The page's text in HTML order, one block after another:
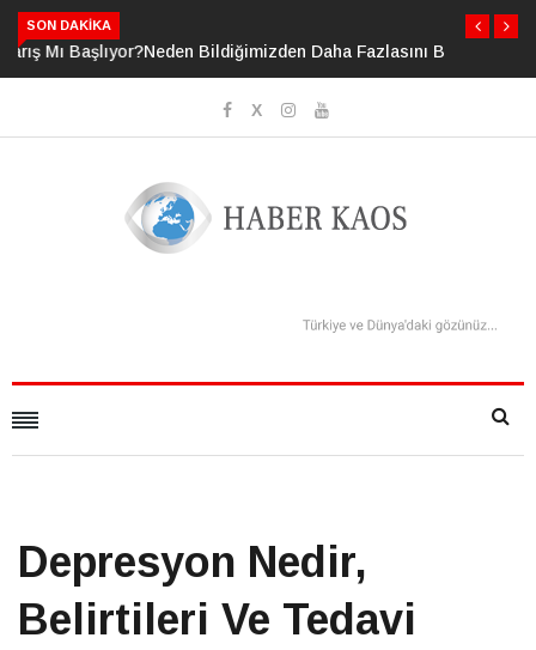
SON DAKIKA
Neden Bildiğimizden Daha Fazlasını Bildiğimizi Sanıyoruz?
Depresyon Nedir,
Belirtileri Ve Tedavi